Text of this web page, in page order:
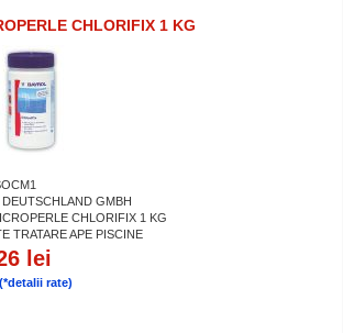
CHLORIFIX 1 KG
DEUTSCHLAND GMBH
CHLORIFIX 1 KG
TRATARE APE PISCINE
lei
(*detalii rate)